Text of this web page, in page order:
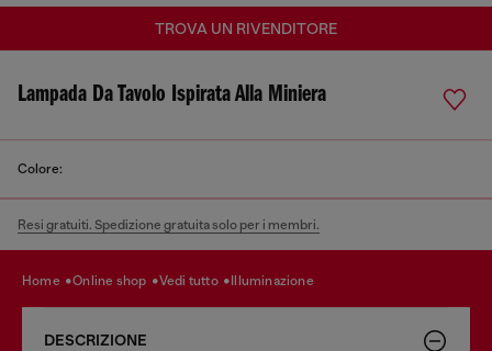
Lampada Da Tavolo Ispirata Alla Miniera
Colore:
TROVA UN RIVENDITORE
Resi gratuiti. Spedizione gratuita solo per i membri.
home online shop vedi tutto illuminazione
DESCRIZIONE